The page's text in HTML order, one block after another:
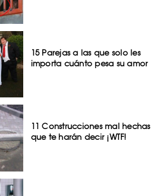
15 Parejas a las que solo les
importa cuánto pesa su amor
11 Construcciones mal hechas
que te harán decir ¡WTF!